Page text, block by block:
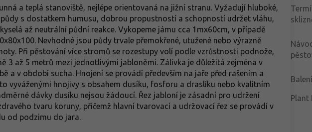
a teplá stanoviště, nejlépe orientovaná na jižní stranu. Vyžadují hluboké,
s dostatkem humusu, dobrou propustností a schopností udržet vláhu,
až neutrální půdní reakce. Vykopeme jámu cca 1mx60cm, v případě
Nevhodné jsou půdy trvale přemokřené, utužené nebo výrazně
Při pěstování více stromů se rozestupy volí podle vzrůstnosti podnože,
3 až 5 metrů mezi jednotlivými jabloněmi. Zálivka je důležitá zejména v
a v období sucha. Hnojení se provádí především na jaře před rašením a
vyváženými hnojivy s obsahem dusíku, fosforu a draslíku nebo kvalitním
dávky dusíku nejsou žádoucí. Řez jabloní je zásadní pro udržení
tvaru koruny, přičemž hlavní tvarovací a udržovací řez se provádí v
od podzimu do jara.
Balení
Plant